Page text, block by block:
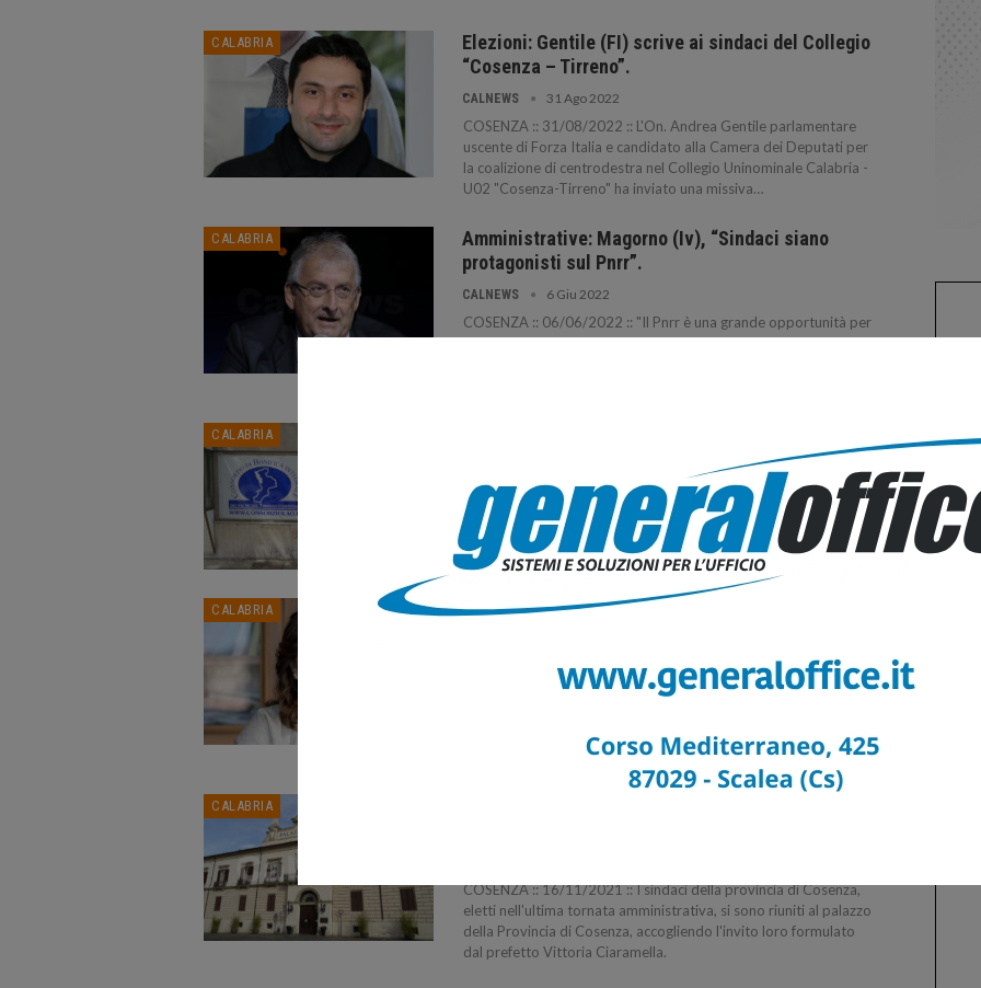
CALABRIA
Elezioni: Gentile (FI) scrive ai sindaci del Collegio
“Cosenza – Tirreno”.
CALNEWS 31 Ago 2022
COSENZA :: 31/08/2022 :: L'On. Andrea Gentile parlamentare
uscente di Forza Italia e candidato alla Camera dei Deputati per
la coalizione di centrodestra nel Collegio Uninominale Calabria -
U02 "Cosenza-Tirreno" ha inviato una missiva…
CALABRIA
Amministrative: Magorno (Iv), “Sindaci siano
protagonisti sul Pnrr”.
CALNEWS 6 Giu 2022
COSENZA :: 06/06/2022 :: "Il Pnrr è una grande opportunità per
l'Italia e, soprattutto, per il Sud. Si tratta di un'occasione unica ed
CALABRIA
CALNEWS 23 Feb 2022
SCALEA :: 23/02/2022 :: I sindaci dell'Alto Tirreno cosentino
incontreranno martedì 1 marzo alle ore 17.00, presso il centro
DAC di Diamante (Cs)
CALABRIA
Nesci incontra sindaci Alto Tirreno cosentino su
18 Nov 2021
CATANZARO :: 18/11/2021 :: Una delegazione di sindaci e
pomeriggio a Roma il sottosegretario di Stato per il Sud e la
coesione territoriale Dalila Nesci.
CALABRIA
COSENZA :: 16/11/2021 :: I sindaci della provincia di Cosenza,
eletti nell'ultima tornata amministrativa, si sono riuniti al palazzo
della Provincia di Cosenza, accogliendo l'invito loro formulato
dal prefetto Vittoria Ciaramella.